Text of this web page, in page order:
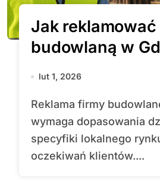
Jak
budowlaną w
lut 1, 2026
Reklama firmy budowlanej w Gdańsku
wymaga dopasowania
specyfiki lokalnego
oczekiwań klientów....